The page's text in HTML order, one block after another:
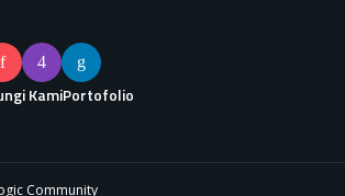
KamiPortofolio
Community